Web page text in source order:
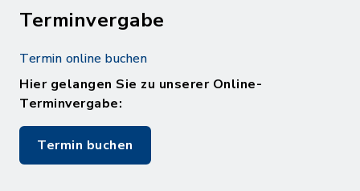
Terminvergabe
Termin online buchen
Hier gelangen Sie zu unserer Online-
Terminvergabe:
Termin buchen